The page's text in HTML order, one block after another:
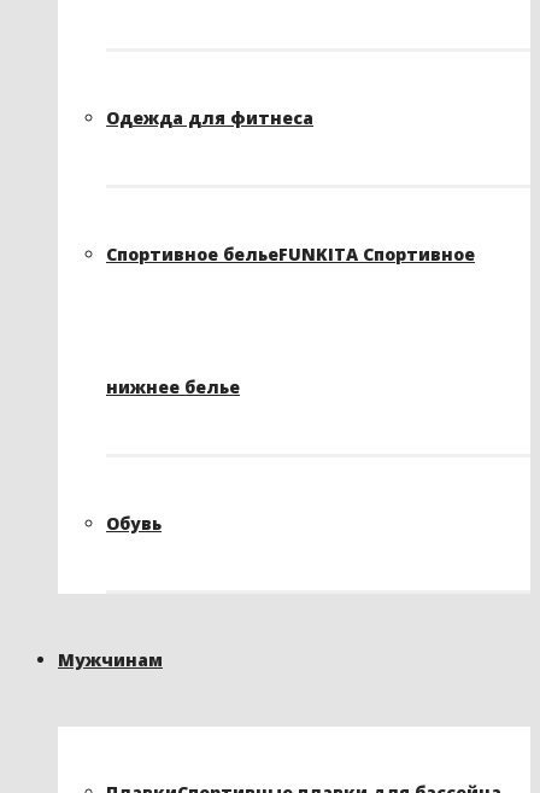
Одежда для фитнеса
Спортивное бельеFUNKITA Спортивное
нижнее белье
Обувь
Мужчинам